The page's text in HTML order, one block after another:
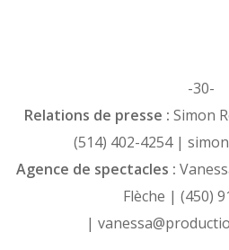
-30-
Relations de presse : Simon
(514) 402-4254 |
Agence de spectacles :
Flèche | (450)
|